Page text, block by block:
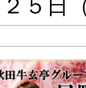
２５日